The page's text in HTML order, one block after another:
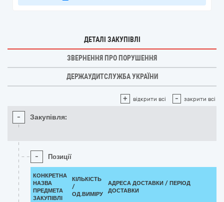
ДЕТАЛІ ЗАКУПІВЛІ
ЗВЕРНЕННЯ ПРО ПОРУШЕННЯ
ДЕРЖАУДИТСЛУЖБА УКРАЇНИ
+ відкрити всі - закрити всі
- Закупівля:
- Позиції
КОНКРЕТНА
НАЗВА
ПРЕДМЕТА
ЗАКУПІВЛІ
КІЛЬКІСТЬ
/
ОД.ВИМІРУ
АДРЕСА ДОСТАВКИ / ПЕРІОД
ДОСТАВКИ